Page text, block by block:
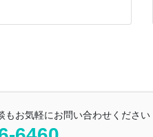
お気軽にお問い合わせください